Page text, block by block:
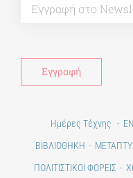
Ημέρες Τέχνης
ΒΙΒΛΙΟΘΗΚΗ
ΠΟΛΙΤΙΣΤΙΚΟΙ ΦΟΡΕΙΣ